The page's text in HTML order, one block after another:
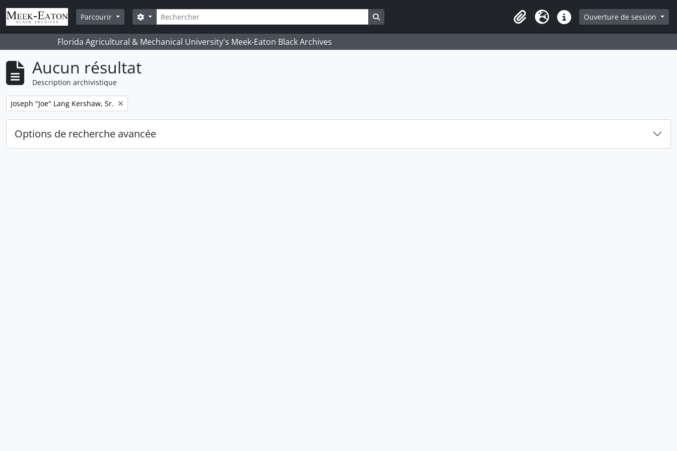
Skip to main content
Parcourir
Rechercher
Search options
Presse-papier
LangueLiens rapidesOuverture de session
Florida Agricultural & Mechanical University's Meek-Eaton Black Archives
Aucun résultat
Description archivistique
Remove filter:
Joseph "Joe" Lang Kershaw, Sr.
Options de recherche avancée